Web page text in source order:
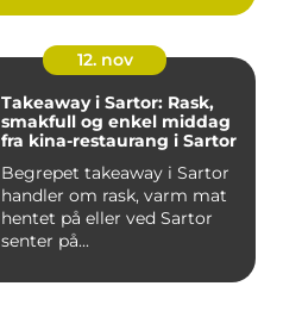
12. nov
Takeaway i Sartor: Rask,
smakfull og enkel middag
fra kina-restaurang i Sartor
Begrepet takeaway i Sartor
handler om rask, varm mat
hentet på eller ved Sartor
senter på...